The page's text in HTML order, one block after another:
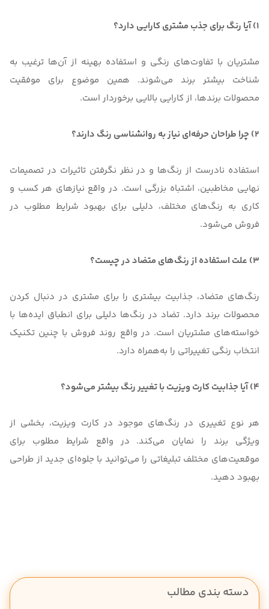
1) آیا رنگ برای جذب مشتری کارایی دارد؟
مشتریان با تفاوت‌های رنگی و استفاده بهینه از آن‌ها ترغیب به
شناخت بیشتر برند می‌شوند. همین موضوع برای موفقیت
محصولات برندها، از کارایی بالایی برخوردار است.
2) چرا طراحان حرفه‌ای نیاز به روانشناسی رنگ دارند؟
استفاده نادرست از رنگ‌ها و در نظر نگرفتن تاثیرات در تصمیمات
نهایی مخاطبین، اشتباه بزرگی است. در واقع نیازهای هر کسب و
کاری به رنگ‌های مختلف، دلیلی برای بهبود شرایط مطلوب در
فروش می‌شود.
3) علت استفاده از رنگ‌های متضاد در چیست؟
رنگ‌‌های متضاد، جذابیت بیشتری را برای مشتری در دنبال کردن
محصولات برند دارد. تضاد در رنگ‌ها دلیلی برای انطباق ایده‌ها با
خواسته‌های مشتریان است. در واقع روند فروش با چنین تکنیک
انتخاب رنگی تغییراتی را به‌همراه دارد.
4) آیا جذابیت کارت ویزیت با تغییر رنگ بیشتر می‌شود؟
هر نوع تغییری در رنگ‌های موجود در کارت ویزیت، بخشی از
ویژگی برند را نمایان می‌کند. در واقع شرایط مطلوب برای
موقعیت‌های مختلف تبلیغاتی را می‌توانید با جلوه‌ای جدید از طراحی
بهبود دهید.
دسته بندی مطالب